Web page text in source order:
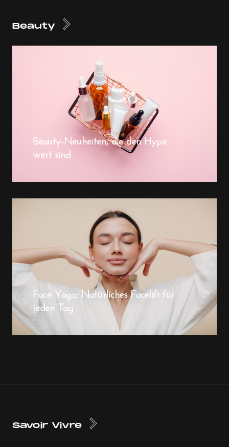
Beauty
Beauty-Neuheiten, die den Hype
wert sind
Face Yoga: Natürliches Facelift für
jeden Tag
Savoir Vivre